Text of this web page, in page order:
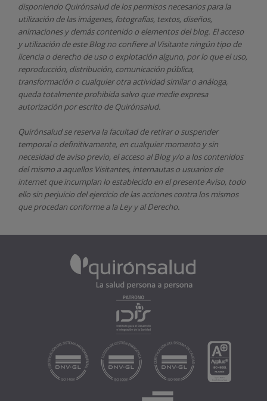
disponiendo Quirónsaludde los permisos necesarios para la
utilización de las imágenes, fotografías, textos, diseños,
animaciones y demás contenido o elementos del blog. El acceso
y utilización de este Blog no confiere al Visitante ningún tipo de
licencia o derecho de uso o explotación alguno, por lo que el uso,
reproducción, distribución, comunicación pública,
transformación o cualquier otra actividad similar o análoga,
queda totalmente prohibida salvo que medie expresa
autorización por escrito de Quirónsalud.
Quirónsaludse reserva la facultad de retirar o suspender
temporal o definitivamente, en cualquier momento y sin
necesidad de aviso previo, el acceso al Blog y/o a los contenidos
del mismo a aquellos Visitantes, internautas o usuarios de
internet que incumplan lo establecido en el presente Aviso, todo
ello sin perjuicio del ejercicio de las acciones contra los mismos
que procedan conforme a la Ley y al Derecho.